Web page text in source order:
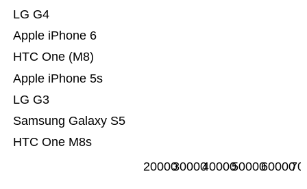
HTC One M8s
Samsung Galaxy S5
LG G3
Apple iPhone 5s
HTC One (M8)
Apple iPhone 6
LG G4
2000030000400005000060000